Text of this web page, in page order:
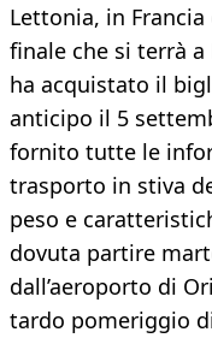
Lettonia, in
finale che si terrà
ha acquistato il
anticipo il 5
fornito tutte le
trasporto in stiva
peso e
dovuta partire
dall’aeroporto di
tardo pomeriggio